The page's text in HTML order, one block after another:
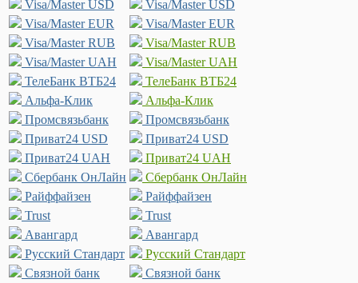
Visa/Master USD
Visa/Master USD
Visa/Master EUR
Visa/Master EUR
Visa/Master RUB
Visa/Master RUB
Visa/Master UAH
Visa/Master UAH
ТелеБанк ВТБ24
ТелеБанк ВТБ24
Альфа-Клик
Альфа-Клик
Промсвязьбанк
Промсвязьбанк
Приват24 USD
Приват24 USD
Приват24 UAH
Приват24 UAH
Сбербанк ОнЛайн
Сбербанк ОнЛайн
Райффайзен
Райффайзен
Trust
Trust
Авангард
Авангард
Русский Стандарт
Русский Стандарт
Связной банк
Связной банк